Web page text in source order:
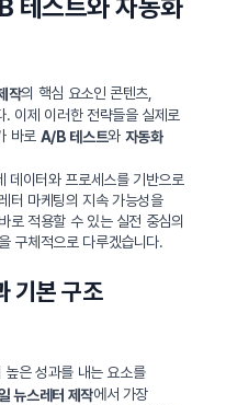
테스트와 자동화
작의 핵심 요소인 콘텐츠,
. 이제 이러한 전략들을 실제로
바로 A/B 테스트와 자동화
데이터와 프로세스를 기반으로
터 마케팅의 지속 가능성을
로 적용할 수 있는 실전 중심의
구체적으로 다루겠습니다.
기본 구조
은 성과를 내는 요소를
뉴스레터 제작에서 가장